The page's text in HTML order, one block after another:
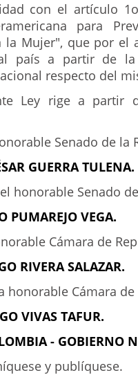
con el artículo
para
la Mujer", que por el
país a partir de
respecto del
Ley rige a partir
Senado de la
GUERRA TULENA.
honorable Senado
PUMAREJO VEGA.
Cámara de
RIVERA SALAZAR.
honorable Cámara
VIVAS TAFUR.
- GOBIERNO
y publíquese.